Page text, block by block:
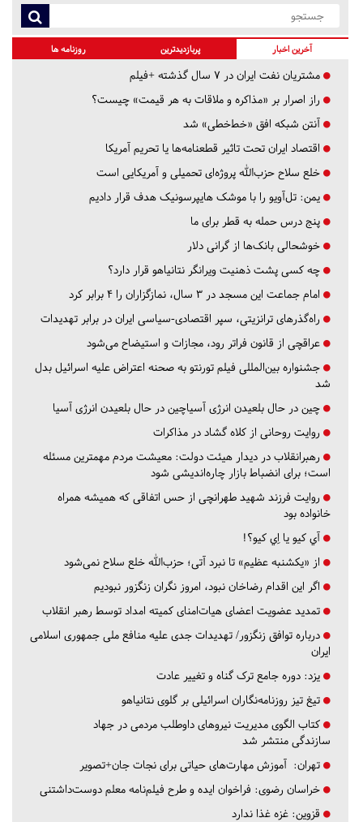
آخرین اخبار پربازدیدترین روزنامه ها
مشتریان نفت ایران در ۷ سال گذشته +فیلم
راز اصرار بر «مذاکره و ملاقات به هر قیمت» چیست؟
آنتن شبکه افق «خط‌خطی» شد
اقتصاد ایران تحت تاثیر قطعنامه‌ها یا تحریم‌ آمریکا
خلع سلاح حزب‌الله پروژه‌ای تحمیلی و آمریکایی است
یمن: تل‌آویو را با موشک هایپرسونیک هدف قرار دادیم
پنج درس‌ حمله به قطر برای ما
خوشحالی بانک‌ها از گرانی دلار
چه کسی پشت ذهنیت ویرانگر نتانیاهو قرار دارد؟
امام جماعت این مسجد در ۳ سال، نمازگزاران را ۴ برابر کرد
راه‌گذرهای ترانزیتی، سپر اقتصادی-سیاسی ایران در برابر تهدیدات
عراقچی از قانون فراتر رود، مجازات و استیضاح می‌شود
جشنواره بین‌المللی فیلم تورنتو به صحنه اعتراض علیه اسرائیل بدل
شد
چین در حال بلعیدن انرژی آسیاچین در حال بلعیدن انرژی آسیا
روایت روحانی از کلاه گشاد در مذاکرات
رهبرانقلاب در دیدار هیئت دولت: معیشت مردم مهمترین مسئله
است؛ برای انضباط بازار چاره‌اندیشی شود
روایت فرزند شهید طهرانچی از حس اتفاقی که همیشه همراه
خانواده بود
آي كيو يا اِي كيو؟!
از «یکشنبه عظیم» تا نبرد آتی؛ حزب‌الله خلع سلاح نمی‌شود
اگر این اقدام رضاخان نبود، امروز نگران زنگزور نبودیم
تمدید عضویت اعضای هیات‌امنای کمیته امداد توسط رهبر انقلاب
درباره توافق زنگزور/ تهدیدات جدی علیه منافع ملی جمهوری اسلامی
ایران
یزد: دوره جامع ترک گناه و تغییر عادت
تیغ تیز روزنامه‌نگاران اسرائیلی بر گلوی نتانیاهو
کتاب الگوی مدیریت نیروهای داوطلب مردمی در جهاد
سازندگی منتشر شد
تهران: آموزش مهارت‌های حیاتی برای نجات جان+تصویر
خراسان رضوی: فراخوان ایده و طرح فیلم‌نامه معلم دوست‌داشتنی
قزوین: غزه غذا ندارد